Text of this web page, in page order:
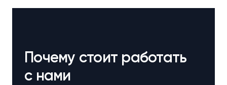
Почему стоит работать
с нами